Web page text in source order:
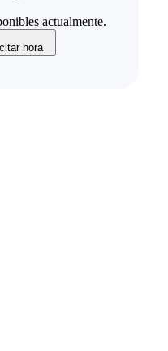
actualmente.
hora